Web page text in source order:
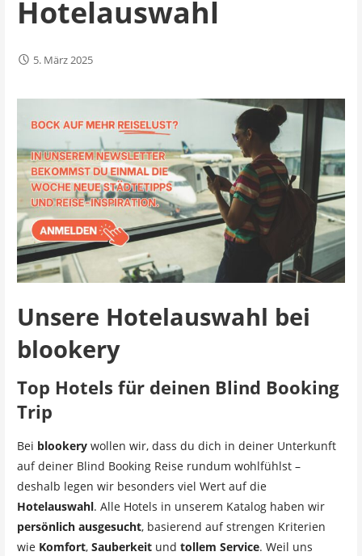
Hotelauswahl
5. März 2025
Unsere Hotelauswahl bei
blookery
Top Hotels für deinen Blind Booking
Trip
Bei blookerywollen wir, dass du dich in deiner Unterkunft
auf deiner Blind Booking Reise rundum wohlfühlst –
deshalb legen wir besonders viel Wert auf die
Hotelauswahl. Alle Hotels in unserem Katalog haben wir
persönlich ausgesucht, basierend auf strengen Kriterien
wie Komfort, Sauberkeitund tollem Service. Weil uns